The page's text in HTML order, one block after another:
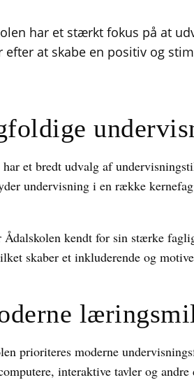
har et stærkt fokus på at
at skabe en positiv og
et bredt udvalg af
undervisning i en række
Ådalskolen kendt for sin stærke
skaber et inkluderende og
prioriteres moderne
interaktive tavler og andre